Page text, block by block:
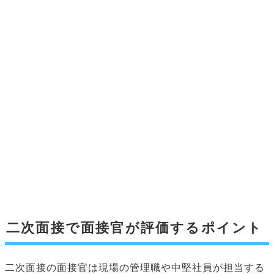
二次面接で面接官が評価するポイント
二次面接の面接官は現場の管理職や中堅社員が担当する